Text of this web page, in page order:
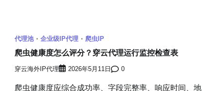
代理池 企业级IP代理 爬虫IP
爬虫健康度怎么评分？穿云代理运行监控检查表
穿云海外IP代理 2026年5月11日 0
爬虫健康度应综合成功率、字段完整率、响应时间、地